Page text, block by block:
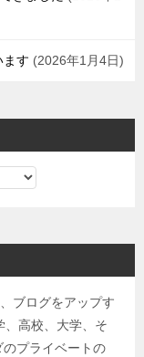
ます 2026年1月4日
ブログをアップす
、高校、大学、そ
プライベートの